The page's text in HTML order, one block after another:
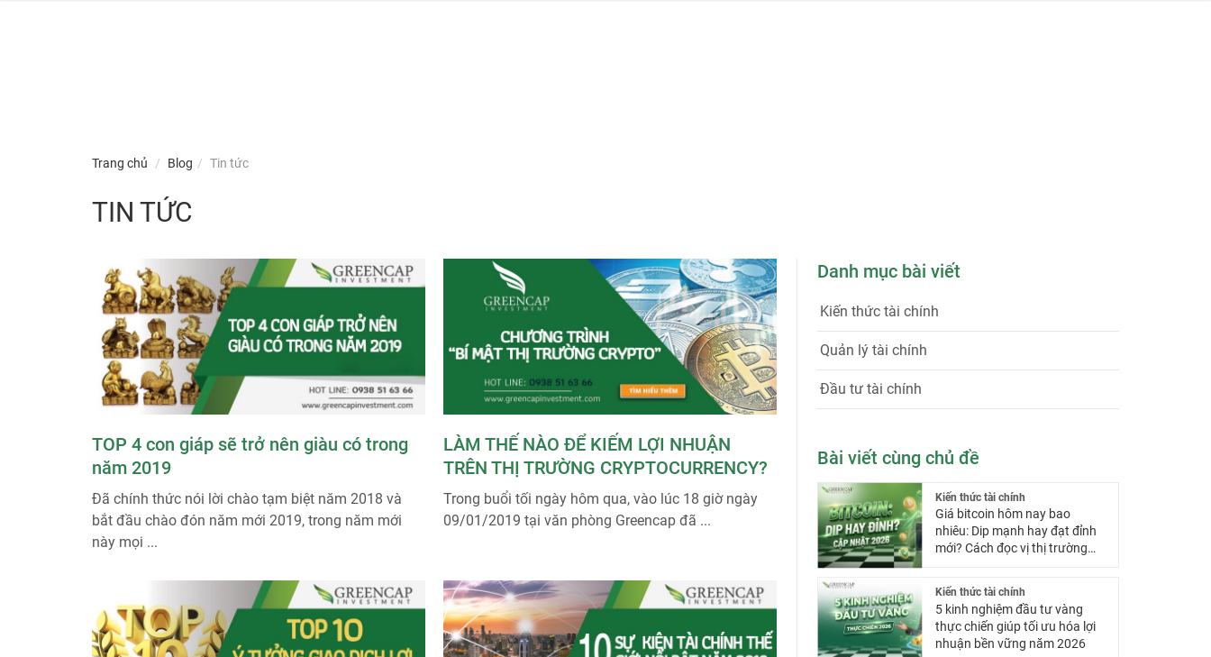
Trang chủ Blog Tin tức
TIN TỨC
TOP 4 con giáp sẽ trở nên giàu có trong
năm 2019
Đã chính thức nói lời chào tạm biệt năm 2018 và
bắt đầu chào đón năm mới 2019, trong năm mới
này mọi ...
LÀM THẾ NÀO ĐỂ KIẾM LỢI NHUẬN
TRÊN THỊ TRƯỜNG CRYPTOCURRENCY?
Trong buổi tối ngày hôm qua, vào lúc 18 giờ ngày
09/01/2019 tại văn phòng Greencap đã ...
Danh mục bài viết
Kiến thức tài chính
Quản lý tài chính
Đầu tư tài chính
Bài viết cùng chủ đề
Kiến thức tài chính
Giá bitcoin hôm nay bao
nhiêu: Dip mạnh hay đạt đỉnh
mới? Cách đọc vị thị trường
Kiến thức tài chính
5 kinh nghiệm đầu tư vàng
thực chiến giúp tối ưu hóa lợi
nhuận bền vững năm 2026